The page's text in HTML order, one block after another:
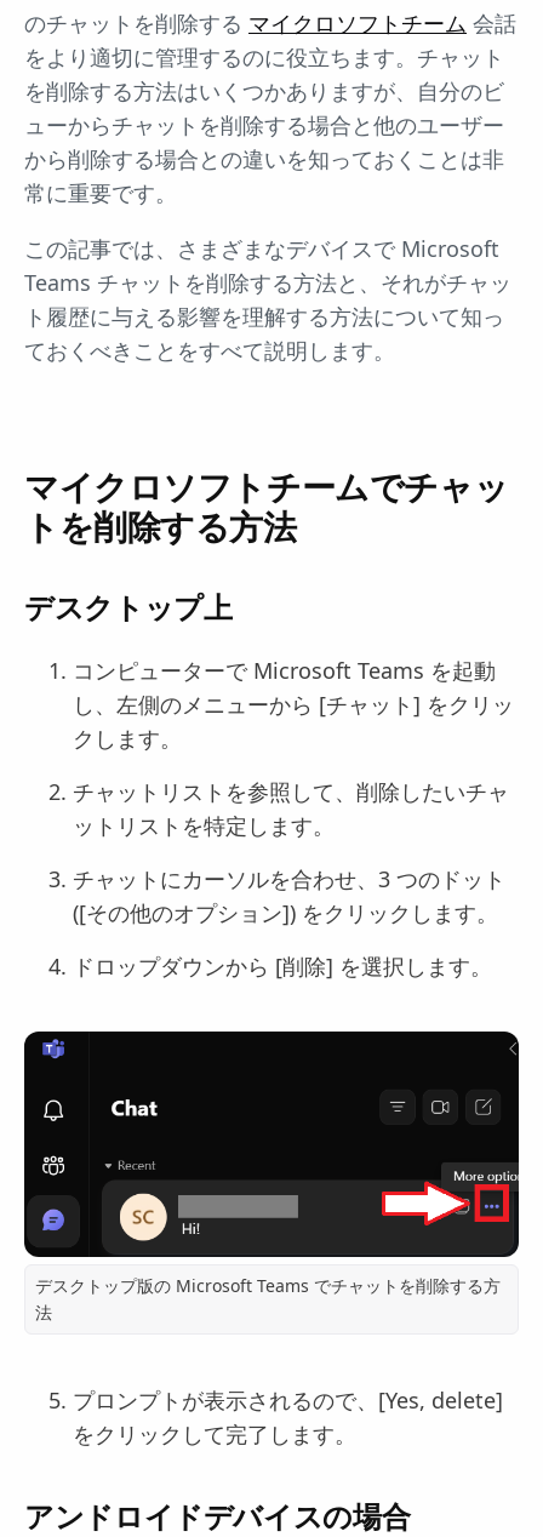
のチャットを削除する マイクロソフトチーム 会話
をより適切に管理するのに役立ちます。チャット
を削除する方法はいくつかありますが、自分のビ
ューからチャットを削除する場合と他のユーザー
から削除する場合との違いを知っておくことは非
常に重要です。
この記事では、さまざまなデバイスで Microsoft
Teams チャットを削除する方法と、それがチャッ
ト履歴に与える影響を理解する方法について知っ
ておくべきことをすべて説明します。
マイクロソフトチームでチャッ
トを削除する方法
デスクトップ上
コンピューターで Microsoft Teams を起動
し、左側のメニューから [チャット] をクリッ
クします。
チャットリストを参照して、削除したいチャ
ットリストを特定します。
チャットにカーソルを合わせ、3 つのドット
([その他のオプション]) をクリックします。
ドロップダウンから [削除] を選択します。
デスクトップ版の Microsoft Teams でチャットを削除する方
法
プロンプトが表示されるので、[Yes, delete]
をクリックして完了します。
アンドロイドデバイスの場合